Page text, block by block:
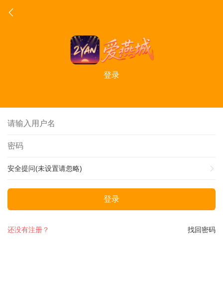
登录
安全提问(未设置请忽略)
登录
找回密码
还没有注册？